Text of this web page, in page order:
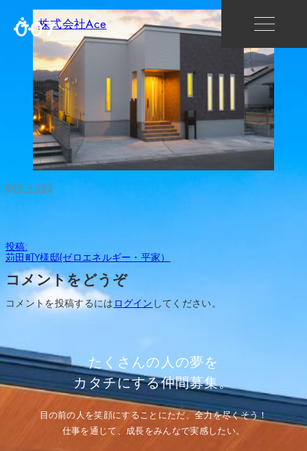
株式会社Ace
007
フ
800 × 533
投
稿
ナ
ビ
ゲ
ー
シ
投稿:
苅田町Y様邸(ゼロエネルギー・平家）
コメントをどうぞ
コメントを投稿するには ログイン してください。
たくさんの人の夢を
カタチにする仲間募集。
目の前の人を笑顔にすることにただ、全力を尽くそう！
仕事を通じて、成長をみんなで実感したい。